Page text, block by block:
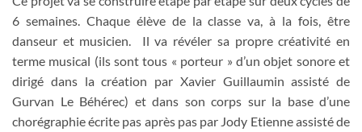
6 semaines. Chaque élève de la classe va, à la fois, être
danseur et musicien. Il va révéler sa propre créativité en
terme musical (ils sont tous « porteur » d’un objet sonore et
dirigé dans la création par Xavier Guillaumin assisté de
Gurvan Le Béhérec) et dans son corps sur la base d’une
chorégraphie écrite pas après pas par Jody Etienne assisté de